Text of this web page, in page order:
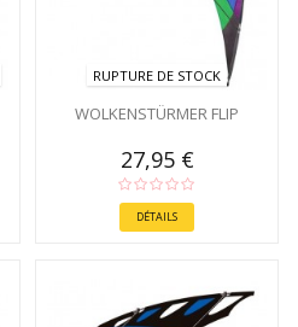
RUPTURE DE STOCK
WOLKENSTÜRMER FLIP
27,95 €
DÉTAILS